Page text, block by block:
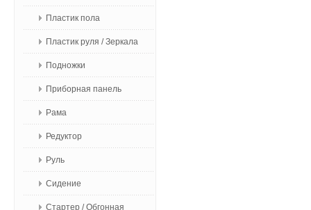
Пластик пола
Пластик руля / Зеркала
Подножки
Приборная панель
Рама
Редуктор
Руль
Сидение
Стартер / Обгонная